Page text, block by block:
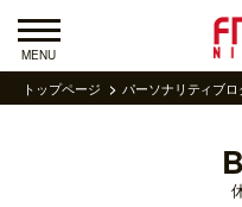
MENU
トップページ パーソナリティブロ